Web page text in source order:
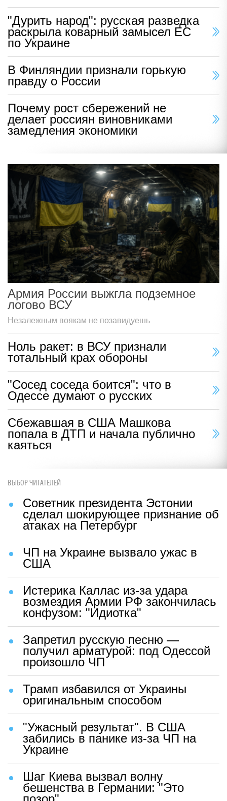
"Дурить народ": русская разведка
раскрыла коварный замысел ЕС
по Украине
В Финляндии признали горькую
правду о России
Почему рост сбережений не
делает россиян виновниками
замедления экономики
Армия России выжгла подземное
логово ВСУ
Незалежным воякам не позавидуешь
Ноль ракет: в ВСУ признали
тотальный крах обороны
"Сосед соседа боится": что в
Одессе думают о русских
Сбежавшая в США Машкова
попала в ДТП и начала публично
каяться
ВЫБОР ЧИТАТЕЛЕЙ
Советник президента Эстонии
сделал шокирующее признание об
атаках на Петербург
ЧП на Украине вызвало ужас в
США
Истерика Каллас из-за удара
возмездия Армии РФ закончилась
конфузом: "Идиотка"
Запретил русскую песню —
получил арматурой: под Одессой
произошло ЧП
Трамп избавился от Украины
оригинальным способом
"Ужасный результат". В США
забились в панике из-за ЧП на
Украине
Шаг Киева вызвал волну
бешенства в Германии: "Это